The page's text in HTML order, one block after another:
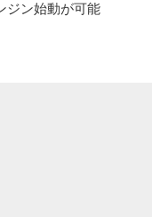
ジン始動が可能